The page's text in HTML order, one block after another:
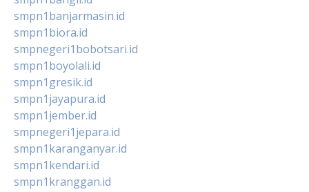
smpn1banjarmasin.id
smpn1biora.id
smpnegeri1bobotsari.id
smpn1boyolali.id
smpn1gresik.id
smpn1jayapura.id
smpn1jember.id
smpnegeri1jepara.id
smpn1karanganyar.id
smpn1kendari.id
smpn1kranggan.id